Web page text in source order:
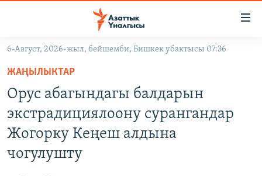
Навигацияга
өтүңүз
Издөөгө
салыңыз
КЫРГЫЗСТАН
КЫРГЫЗСТАН
ДҮЙНӨ
УКРАИНА
6-Август, 2026-жыл, бейшемби, Бишкек убактысы 07:36
ЖАҢЫЛЫКТАР
Орус абагындагы балдарын
экстрадициялоону сурангандар
Жогорку Кеңеш алдына
чогулушту